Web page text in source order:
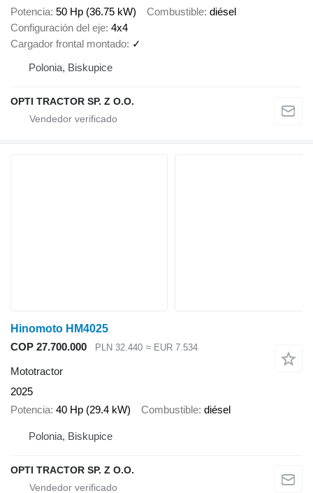
Potencia 50 Hp (36.75 kW) Combustible diésel
Configuración del eje 4x4
Cargador frontal montado ✓
Polonia, Biskupice
OPTI TRACTOR SP. Z O.O.
Hinomoto HM4025
COP 27.700.000
PLN 32.440 ≈ EUR 7.534
Mototractor
2025
Potencia 40 Hp (29.4 kW) Combustible diésel
Polonia, Biskupice
OPTI TRACTOR SP. Z O.O.